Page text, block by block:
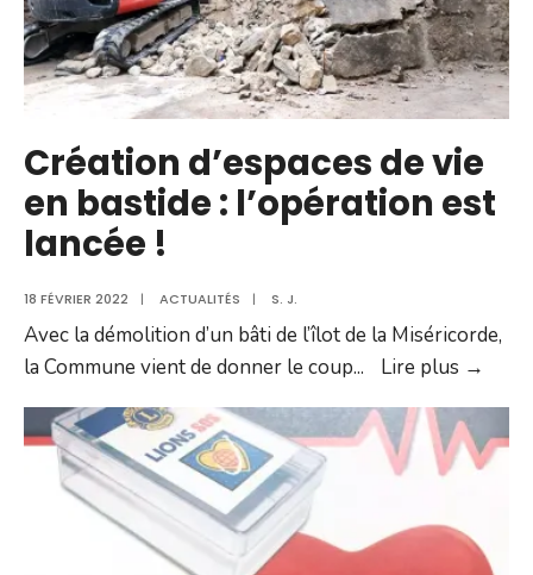
Création d’espaces de vie
en bastide : l’opération est
lancée !
18 FÉVRIER 2022 | ACTUALITÉS | S. J.
Avec la démolition d’un bâti de l’îlot de la Miséricorde,
la Commune vient de donner le coup... Lire plus →
de
vie